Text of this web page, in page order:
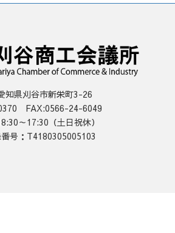
知県刈谷市新栄町3-26
FAX:0566-24-6049
～17:30（土日祝休）
号：T4180305005103